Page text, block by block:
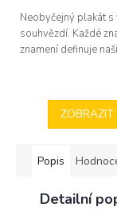
z
5
hvězdiček.
Neobyčejný plakát
souhvězdí. Každé
znamení definuje
ZOBRAZIT
Popis
Detailní